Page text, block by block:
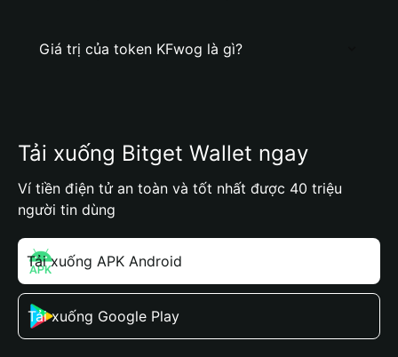
Giá trị của token KFwog là gì?
Tải xuống Bitget Wallet ngay
Ví tiền điện tử an toàn và tốt nhất được 40 triệu
người tin dùng
Tải xuống APK Android
Tải xuống Google Play